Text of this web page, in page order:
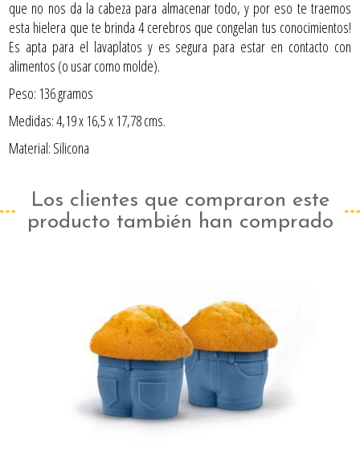
que no nos da la cabeza para almacenar todo, y por eso te traemos
esta hielera que te brinda 4 cerebros que congelan tus conocimientos!
Es apta para el lavaplatos y es segura para estar en contacto con
alimentos (o usar como molde).
Peso: 136 gramos
Medidas: 4,19 x 16,5 x 17,78 cms.
Material: Silicona
Los clientes que compraron este
producto también han comprado